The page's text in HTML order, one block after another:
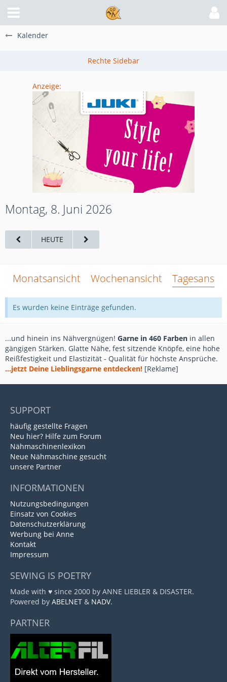
Kalender
Anzeige:
Montag, 8. Juni 2026
HEUTE
Monatsansicht Wochenansicht
Es wurden keine Einträge gefunden.
...und hinein ins Nähvergnügen! Garne in 460 Farben in allen
gängigen Stärken. Glatte Nähe, fest sitzende Knöpfe, eine hohe
Reißfestigkeit und Elastizität - Qualität für höchste Ansprüche.
...jetzt Deine Lieblingsgarne entdecken! [Reklame]
SUPPORT
häufig gestellte Fragen
Neu hier? Hilfe zum Forum
Nähmaschinenlexikon
Neue Nähmaschine gesucht
unsere Partner
INFORMATIONEN
Nutzungsbedingungen
Einsatz von Cookies
Datenschutzerklärung
Werbung bei Anne
Kontakt
Impressum
SEWING IS POETRY
Made with ♥ since 2000 by ANNE LIEBLER & DISASTER.
Powered by ABELNET & NADV.
PARTNER